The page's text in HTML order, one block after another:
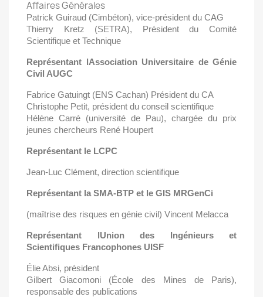
Affaires Générales
Patrick Guiraud (Cimbéton), vice-président du CAG
Thierry Kretz (SETRA), Président du Comité
Scientifique et Technique
Représentant lAssociation Universitaire de Génie
Civil AUGC
Fabrice Gatuingt (ENS Cachan) Président du CA
Christophe Petit, président du conseil scientifique
Hélène Carré (université de Pau), chargée du prix
jeunes chercheurs René Houpert
Représentant le LCPC
Jean-Luc Clément, direction scientifique
Représentant la SMA-BTP et le GIS MRGenCi
(maîtrise des risques en génie civil) Vincent Melacca
Représentant lUnion des Ingénieurs et
Scientifiques Francophones UISF
Élie Absi, président
Gilbert Giacomoni (École des Mines de Paris),
responsable des publications